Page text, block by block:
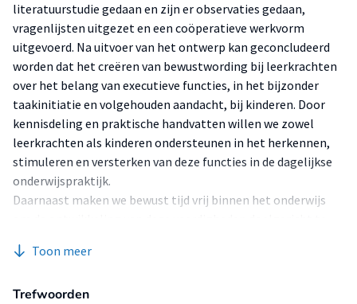
literatuurstudie gedaan en zijn er observaties gedaan,
vragenlijsten uitgezet en een coöperatieve werkvorm
uitgevoerd. Na uitvoer van het ontwerp kan geconcludeerd
worden dat het creëren van bewustwording bij leerkrachten
over het belang van executieve functies, in het bijzonder
taakinitiatie en volgehouden aandacht, bij kinderen. Door
kennisdeling en praktische handvatten willen we zowel
leerkrachten als kinderen ondersteunen in het herkennen,
stimuleren en versterken van deze functies in de dagelijkse
onderwijspraktijk.
Daarnaast maken we bewust tijd vrij binnen het onderwijs
Toon meer
Trefwoorden